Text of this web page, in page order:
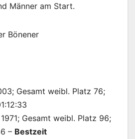
Männer am Start.
Bönener
Gesamt weibl. Platz 76;
Gesamt weibl. Platz 96;
– Bestzeit